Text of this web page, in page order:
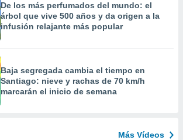
De los más perfumados del mundo: el
árbol que vive 500 años y da origen a la
infusión relajante más popular
Baja segregada cambia el tiempo en
Santiago: nieve y rachas de 70 km/h
marcarán el inicio de semana
Más Vídeos